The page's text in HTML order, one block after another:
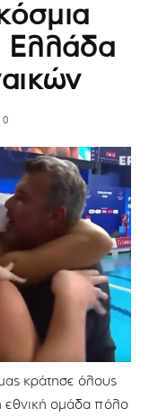
Ελλάδα
0
κράτησε όλους
εθνική ομάδα πόλο